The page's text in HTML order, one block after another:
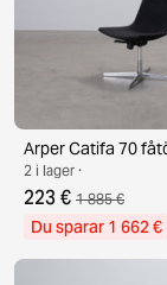
Arper Catifa 70
2 i lager ·
223 € 1 885 €
Du sparar 1 662 €